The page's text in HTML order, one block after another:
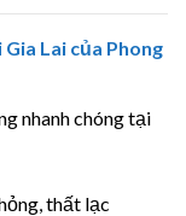
Lai của Phong
nhanh chóng tại
thất lạc